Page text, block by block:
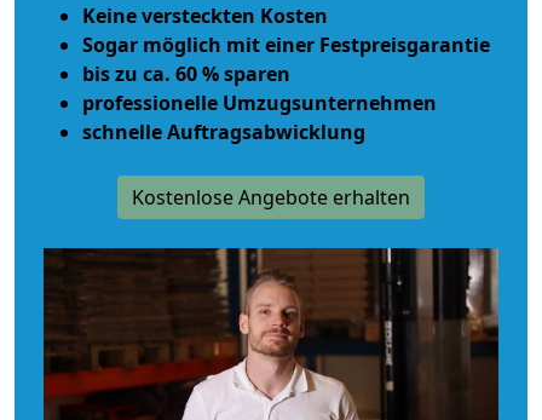
Keine versteckten Kosten
Sogar möglich mit einer Festpreisgarantie
bis zu ca. 60 % sparen
professionelle Umzugsunternehmen
schnelle Auftragsabwicklung
Kostenlose Angebote erhalten